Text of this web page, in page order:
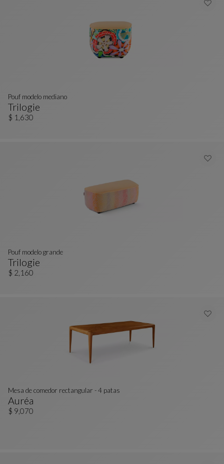
Trilogie
Pouf Modelo Mediano
Ver Descripción Completa
Pouf modelo mediano
$ 1,630
Trilogie
Pouf Modelo Grande
Ver Descripción Completa
Pouf modelo grande
$ 2,160
Auréa
Mesa De Comedor Rectangular - 4 Patas
Ver Descripción Completa
Mesa de comedor rectangular - 4 patas
$ 9,070